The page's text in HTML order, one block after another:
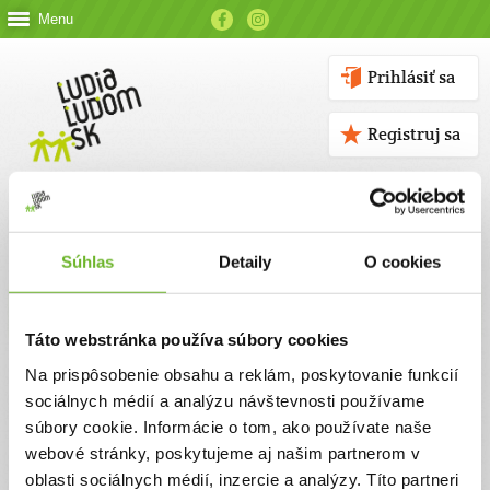
Súhlas Detaily O cookies
Táto webstránka používa súbory cookies
Na prispôsobenie obsahu a reklám, poskytovanie funkcií
sociálnych médií a analýzu návštevnosti používame
súbory cookie. Informácie o tom, ako používate naše
webové stránky, poskytujeme aj našim partnerom v
oblasti sociálnych médií, inzercie a analýzy. Títo partneri
Menu
Prihlásiť sa
Registruj sa
Kontaktné údaje
V prípade akýchkoľvek otázok nás neváhajte kontaktovať
emailom, alebo telefonicky.
ĽUDIA ĽUĎOM, n. o.